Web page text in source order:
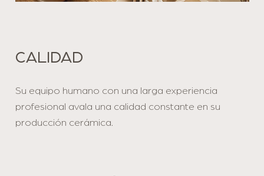
CALIDAD
Su equipo humano con una larga experiencia
profesional avala una calidad constante en su
producción cerámica.